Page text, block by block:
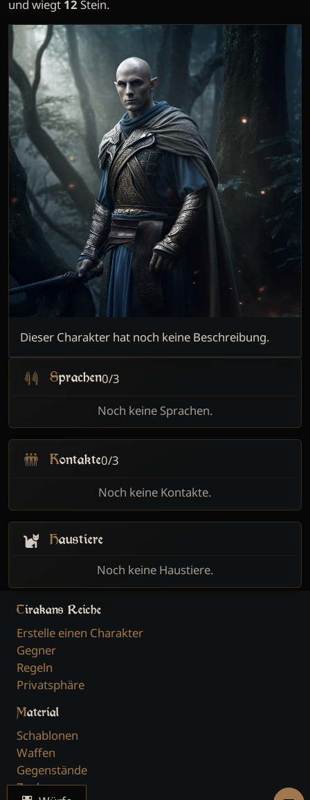
und wiegt 12 Stein.
Dieser Charakter hat noch keine Beschreibung.
Sprachen0/3
Noch keine Sprachen.
Kontakte0/3
Noch keine Kontakte.
Haustiere
Noch keine Haustiere.
Tirakans Reiche
Erstelle einen Charakter
Gegner
Regeln
Privatsphäre
Material
Schablonen
Waffen
Gegenstände
Zauber